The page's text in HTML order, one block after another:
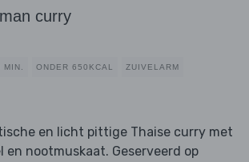
curry
MIN. ONDER 650KCAL ZUIVELARM
en licht pittige Thaise curry met
en nootmuskaat. Geserveerd op